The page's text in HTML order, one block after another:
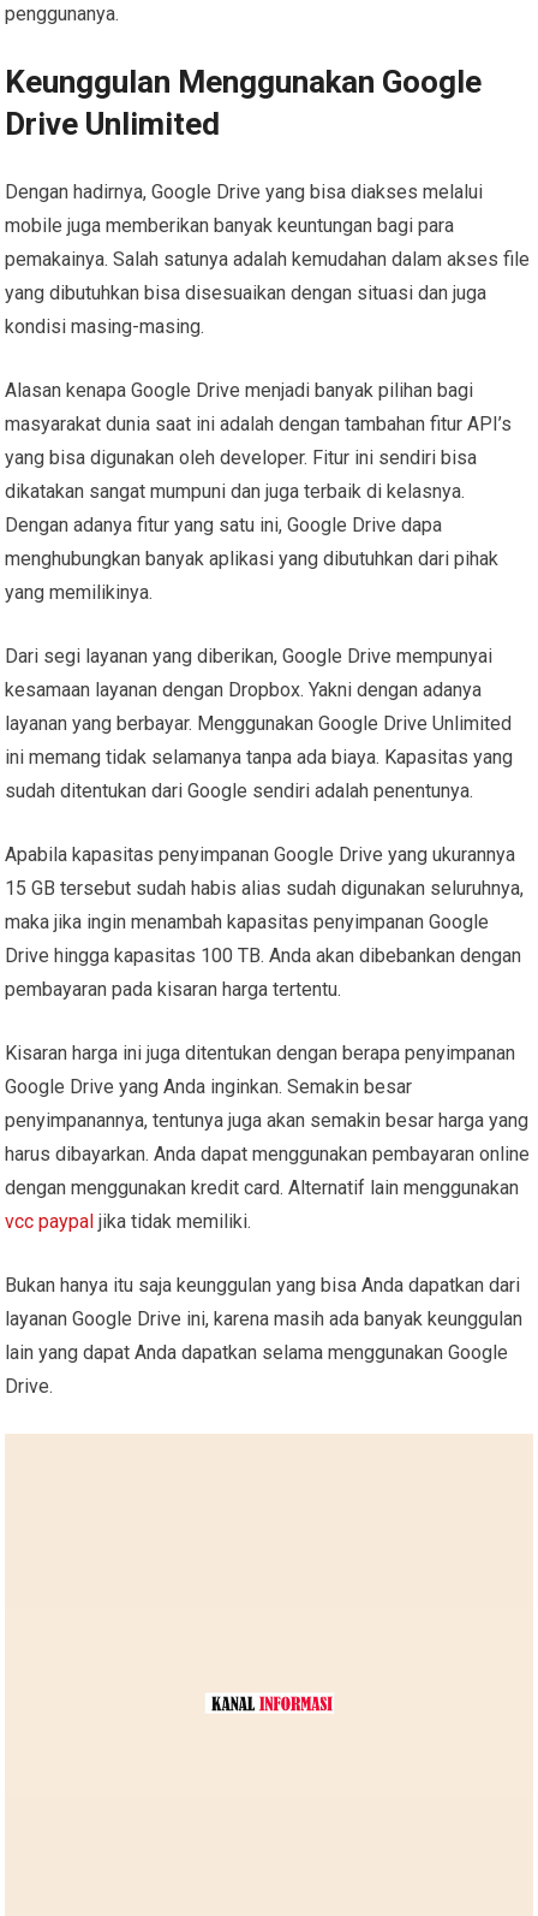
penggunanya.
Keunggulan Menggunakan Google
Drive Unlimited
Dengan hadirnya, Google Drive yang bisa diakses melalui
mobile juga memberikan banyak keuntungan bagi para
pemakainya. Salah satunya adalah kemudahan dalam akses file
yang dibutuhkan bisa disesuaikan dengan situasi dan juga
kondisi masing-masing.
Alasan kenapa Google Drive menjadi banyak pilihan bagi
masyarakat dunia saat ini adalah dengan tambahan fitur API’s
yang bisa digunakan oleh developer. Fitur ini sendiri bisa
dikatakan sangat mumpuni dan juga terbaik di kelasnya.
Dengan adanya fitur yang satu ini, Google Drive dapa
menghubungkan banyak aplikasi yang dibutuhkan dari pihak
yang memilikinya.
Dari segi layanan yang diberikan, Google Drive mempunyai
kesamaan layanan dengan Dropbox. Yakni dengan adanya
layanan yang berbayar. Menggunakan Google Drive Unlimited
ini memang tidak selamanya tanpa ada biaya. Kapasitas yang
sudah ditentukan dari Google sendiri adalah penentunya.
Apabila kapasitas penyimpanan Google Drive yang ukurannya
15 GB tersebut sudah habis alias sudah digunakan seluruhnya,
maka jika ingin menambah kapasitas penyimpanan Google
Drive hingga kapasitas 100 TB. Anda akan dibebankan dengan
pembayaran pada kisaran harga tertentu.
Kisaran harga ini juga ditentukan dengan berapa penyimpanan
Google Drive yang Anda inginkan. Semakin besar
penyimpanannya, tentunya juga akan semakin besar harga yang
harus dibayarkan. Anda dapat menggunakan pembayaran online
dengan menggunakan kredit card. Alternatif lain menggunakan
vcc paypal jika tidak memiliki.
Bukan hanya itu saja keunggulan yang bisa Anda dapatkan dari
layanan Google Drive ini, karena masih ada banyak keunggulan
lain yang dapat Anda dapatkan selama menggunakan Google
Drive.